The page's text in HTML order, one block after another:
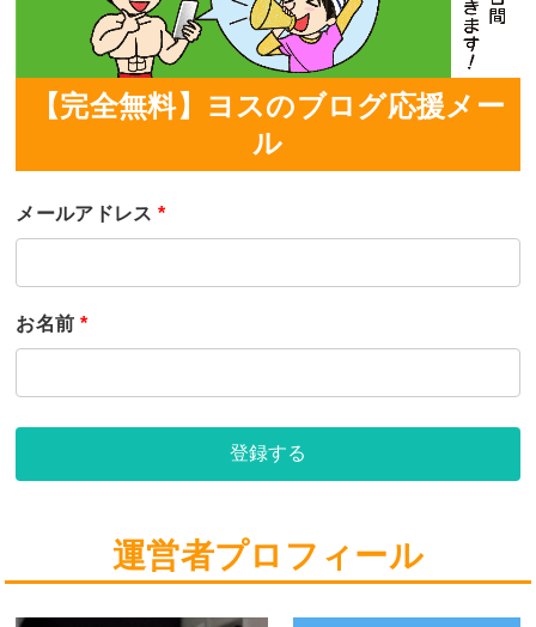
【完全無料】ヨスのブログ応援メー
ル
メールアドレス *
お名前 *
登録する
運営者プロフィール